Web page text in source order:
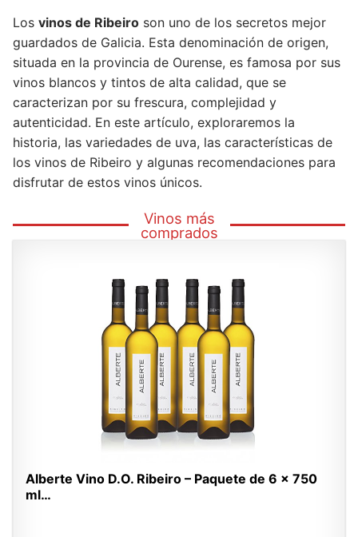
Los vinos de Ribeiro son uno de los secretos mejor
guardados de Galicia. Esta denominación de origen,
situada en la provincia de Ourense, es famosa por sus
vinos blancos y tintos de alta calidad, que se
caracterizan por su frescura, complejidad y
autenticidad. En este artículo, exploraremos la
historia, las variedades de uva, las características de
los vinos de Ribeiro y algunas recomendaciones para
disfrutar de estos vinos únicos.
Vinos más
comprados
Alberte Vino D.O. Ribeiro – Paquete de 6 x 750
ml…